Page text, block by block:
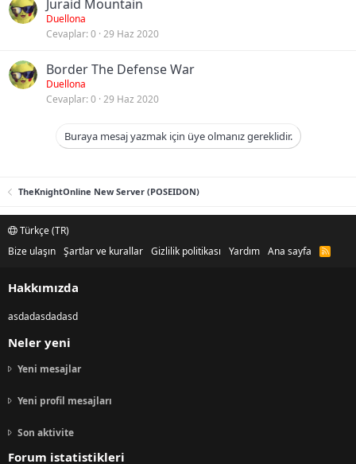
Juraid Mountain
Duellona
Cevaplar 0 29 Haz 2020
Border The Defense War
Duellona
Cevaplar 0 29 Haz 2020
Buraya mesaj yazmak için üye olmanız gereklidir.
TheKnightOnline New Server (POSEIDON)
Türkçe (TR)
Bize ulaşın Şartlar ve kurallar Gizlilik politikası Yardım Ana sayfa
R
Hakkımızda
asdadasdadasd
Neler yeni
Yeni mesajlar
Yeni profil mesajları
Son aktivite
Forum istatistikleri